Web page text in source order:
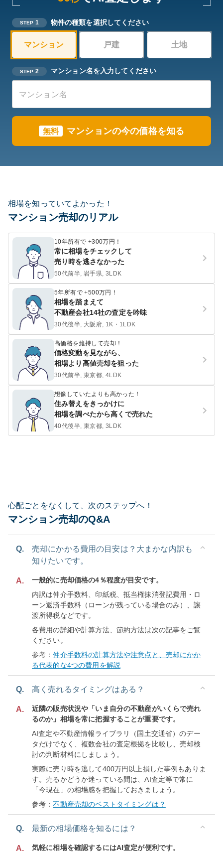
STEP 1 物件の種類を選択してください
マンション 戸建 土地
STEP 2 マンション名を入力してください
無料 マンションの今の価格を知る
相場を知っていてよかった！
マンション売却のリアル
10年所有で +300万円！
常に相場をチェックして
売り時を逃さなかった
50代前半, 岩手県, 3LDK
5年所有で +500万円！
相場を踏まえて
不動産会社14社の査定を吟味
30代後半, 大阪府, 1K・1LDK
高価格を維持して売却！
価格変動を見ながら、
相場より高値売却を狙った
30代前半, 東京都, 4LDK
想像していたよりも高かった！
住み替えをきっかけに
相場を調べたから高くで売れた
40代後半, 東京都, 3LDK
心配ごとをなくして、次のステップへ！
マンション売却のQ&A
Q.
売却にかかる費用の目安は？大まかな内訳も
知りたいです。
A.
一般的に売却価格の4％程度が目安です。
内訳は仲介手数料、印紙税、抵当権抹消登記費用・ロ
ーン返済手数料（ローンが残っている場合のみ）、譲
渡所得税などです。
各費用の詳細や計算方法、節約方法は次の記事をご覧
ください。
参考：仲介手数料の計算方法や注意点と、売却にかか
る代表的な4つの費用を解説
Q. 高く売れるタイミングはある？
A.
近隣の販売状況や「いま自分の不動産がいくらで売れ
るのか」相場を常に把握することが重要です。
AI査定や不動産情報ライブラリ（国土交通省）のデー
タだけでなく、複数会社の査定根拠を比較し、売却検
討の判断材料にしましょう。
実際に売り時を逃して400万円以上損した事例もありま
す。売るかどうか迷っている間は、AI査定等で常に
「今現在」の相場感を把握しておきましょう。
参考：不動産売却のベストタイミングは？
Q. 最新の相場価格を知るには？
A.
気軽に相場を確認するにはAI査定が便利です。